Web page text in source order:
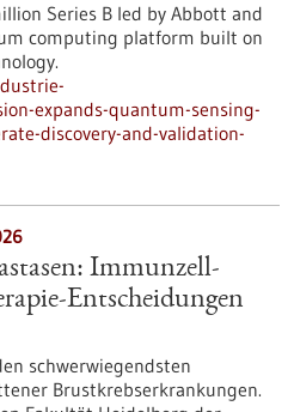
Series B led by Abbott and
computing platform built on
expands-quantum-sensing-
discovery-and-validation-
Immunzell-
Entscheidungen
schwerwiegendsten
Brustkrebserkrankungen.